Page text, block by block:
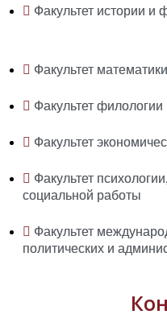
Факультет истории и
Факультет
Факультет филологии
Факультет
Факультет
социальной работы
Факультет
политических и